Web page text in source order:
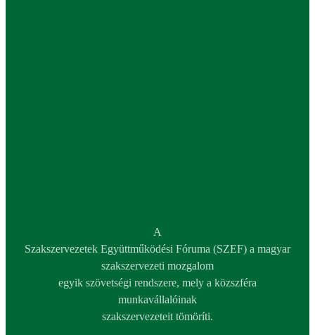
A
Szakszervezetek Együttműködési Fóruma (SZEF) a magyar
szakszervezeti mozgalom
egyik szövetségi rendszere, mely a közszféra
munkavállalóinak
szakszervezeteit tömöríti.